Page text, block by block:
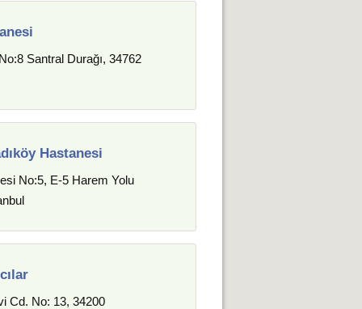
Santral Durağı, 34762
Hastanesi
No:5, E-5 Harem Yolu
Cd. No: 13, 34200